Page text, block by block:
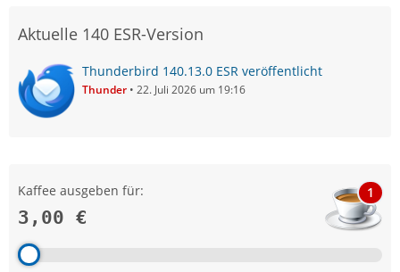
Aktuelle 140 ESR-Version
Thunderbird 140.13.0 ESR veröffentlicht
Thunder 22. Juli 2026 um 19:16
Kaffee ausgeben für:
3,00 €
1